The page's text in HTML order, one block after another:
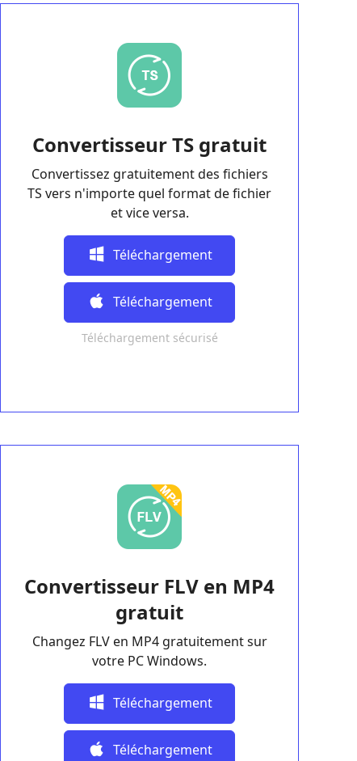
Convertisseur TS gratuit
Convertissez gratuitement des fichiers
TS vers n'importe quel format de fichier
et vice versa.
Téléchargement
Gratuit
Téléchargement
Gratuit
Téléchargement sécurisé
Convertisseur FLV en MP4
gratuit
Changez FLV en MP4 gratuitement sur
votre PC Windows.
Téléchargement
Gratuit
Téléchargement